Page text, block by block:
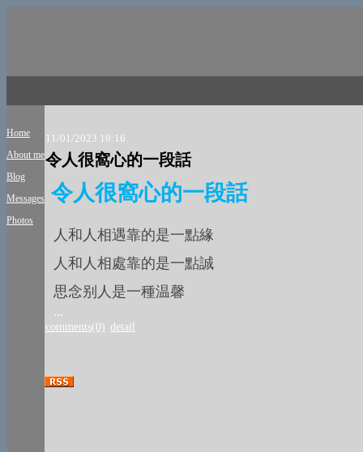
Home
About me
Blog
Messages
Photos
11/01/2023 19:16
令人很窩心的一段話
令人很窩心的一段話
人和人相遇靠的是一點緣
人和人相處靠的是一點誠
思念别人是一種温馨
...
comments(0) detail